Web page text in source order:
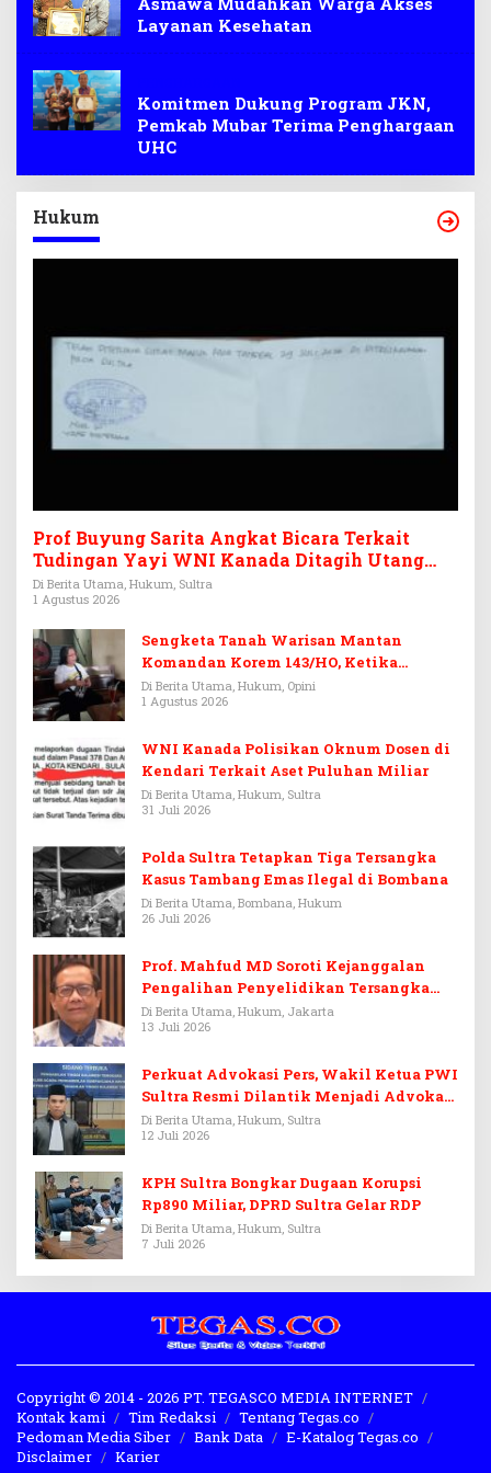
Layanan Kesehatan
Komitmen Dukung Program JKN,
Pemkab Mubar Terima Penghargaan
UHC
Hukum
Prof Buyung Sarita Angkat Bicara Terkait
Tudingan Yayi WNI Kanada Ditagih Utang
Rp3,6 Miliar
Di Berita Utama, Hukum, Sultra
1 Agustus 2026
Sengketa Tanah Warisan Mantan
Komandan Korem 143/HO, Ketika
Warisan Menjadi Arena Pemerasan
Di Berita Utama, Hukum, Opini
1 Agustus 2026
WNI Kanada Polisikan Oknum Dosen di
Kendari Terkait Aset Puluhan Miliar
Di Berita Utama, Hukum, Sultra
31 Juli 2026
Polda Sultra Tetapkan Tiga Tersangka
Kasus Tambang Emas Ilegal di Bombana
Di Berita Utama, Bombana, Hukum
26 Juli 2026
Prof. Mahfud MD Soroti Kejanggalan
Pengalihan Penyelidikan Tersangka
Febrie Adriansyah
Di Berita Utama, Hukum, Jakarta
13 Juli 2026
Perkuat Advokasi Pers, Wakil Ketua PWI
Sultra Resmi Dilantik Menjadi Advokat
PERADI
Di Berita Utama, Hukum, Sultra
12 Juli 2026
KPH Sultra Bongkar Dugaan Korupsi
Rp890 Miliar, DPRD Sultra Gelar RDP
Di Berita Utama, Hukum, Sultra
7 Juli 2026
Copyright © 2014 - 2026 PT. TEGASCO MEDIA INTERNET
Kontak kami
Tim Redaksi
Tentang Tegas.co
Pedoman Media Siber
Bank Data
E-Katalog Tegas.co
Disclaimer
Karier